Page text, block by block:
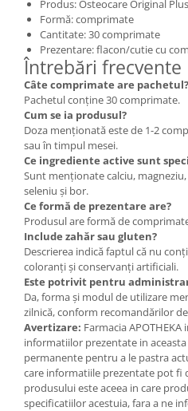
Produs: Osteocare Original Plus
Formă: comprimate
Cantitate: 30 comprimate
Prezentare: flacon/cutie cu
Întrebări frecvente
Câte comprimate are pachetul?
Pachetul conține 30 comprimate.
Cum se ia produsul?
Doza menționată este de 1-2
sau în timpul mesei.
Ce ingrediente active sunt
Sunt menționate calciu,
seleniu și bor.
Ce formă de prezentare are?
Produsul are formă de
Include zahăr sau gluten?
Descrierea indică faptul că nu
coloranți și conservanți artificiali.
Este potrivit pentru
Da, forma și modul de utilizare
zilnică, conform recomandărilor
Avertizare: Farmacia
informatiilor prezentate in
permanente pentru a le pastra
care informatiile prezentate pot fi
produsului este aceea in care
specificatiilor acestuia, fara a ne